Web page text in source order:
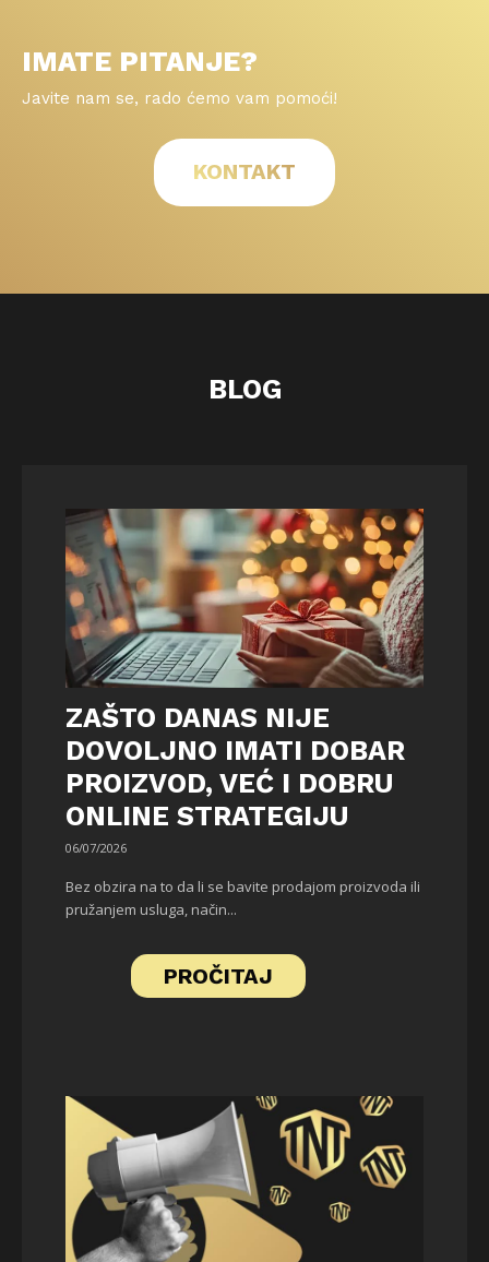
IMATE PITANJE?
Javite nam se, rado ćemo vam pomoći!
KONTAKT
BLOG
ZAŠTO DANAS NIJE
DOVOLJNO IMATI DOBAR
PROIZVOD, VEĆ I DOBRU
ONLINE STRATEGIJU
06/07/2026
Bez obzira na to da li se bavite prodajom proizvoda ili
pružanjem usluga, način...
PROČITAJ